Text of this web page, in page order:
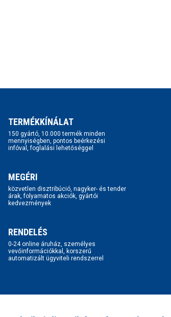
TERMÉKKÍNÁLAT
150 gyártó, 10.000 termék minden
mennyiségben, pontos beérkezési
infóval, foglalási lehetőséggel
MEGÉRI
közvetlen disztribúció, nagyker- és tender
árak, folyamatos akciók, gyártói
kedvezmények
RENDELÉS
0-24 online áruház, személyes
vevőinformációkkal, korszerű
automatizált ügyviteli rendszerrel